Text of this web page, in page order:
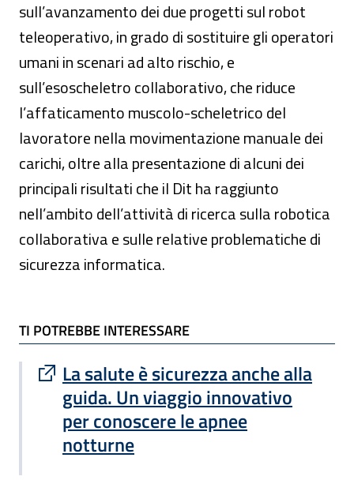
sull’avanzamento dei due progetti sul robot
teleoperativo, in grado di sostituire gli operatori
umani in scenari ad alto rischio, e
sull’esoscheletro collaborativo, che riduce
l’affaticamento muscolo-scheletrico del
lavoratore nella movimentazione manuale dei
carichi, oltre alla presentazione di alcuni dei
principali risultati che il Dit ha raggiunto
nell’ambito dell’attività di ricerca sulla robotica
collaborativa e sulle relative problematiche di
sicurezza informatica.
TI POTREBBE INTERESSARE
TI POTREBBE INTERESSARE
La salute è sicurezza anche alla
guida. Un viaggio innovativo
per conoscere le apnee
notturne
Sito esterno : apre una nuova finestra